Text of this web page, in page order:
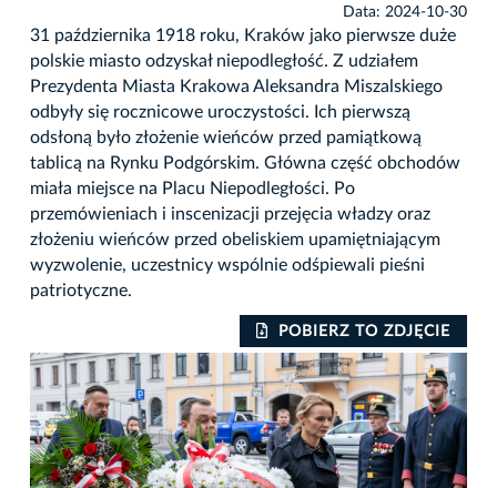
Data: 2024-10-30
31 października 1918 roku, Kraków jako pierwsze duże
polskie miasto odzyskał niepodległość. Z udziałem
Prezydenta Miasta Krakowa Aleksandra Miszalskiego
odbyły się rocznicowe uroczystości. Ich pierwszą
odsłoną było złożenie wieńców przed pamiątkową
tablicą na Rynku Podgórskim. Główna część obchodów
miała miejsce na Placu Niepodległości. Po
przemówieniach i inscenizacji przejęcia władzy oraz
złożeniu wieńców przed obeliskiem upamiętniającym
wyzwolenie, uczestnicy wspólnie odśpiewali pieśni
patriotyczne.
POBIERZ TO ZDJĘCIE